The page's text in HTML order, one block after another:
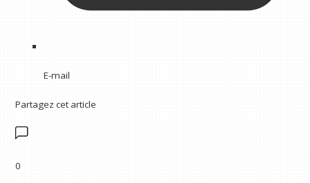
E-mail
Partagez cet article
0